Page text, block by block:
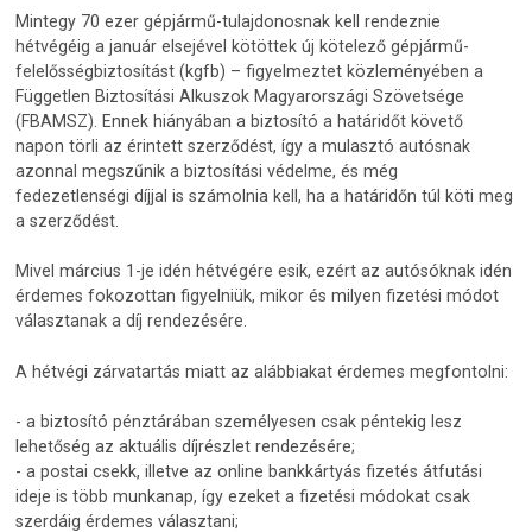
Mintegy 70 ezer gépjármű-tulajdonosnak kell rendeznie
hétvégéig a január elsejével kötöttek új kötelező gépjármű-
felelősségbiztosítást (kgfb) – figyelmeztet közleményében a
Független Biztosítási Alkuszok Magyarországi Szövetsége
(FBAMSZ). Ennek hiányában a biztosító a határidőt követő
napon törli az érintett szerződést, így a mulasztó autósnak
azonnal megszűnik a biztosítási védelme, és még
fedezetlenségi díjjal is számolnia kell, ha a határidőn túl köti meg
a szerződést.
Mivel március 1-je idén hétvégére esik, ezért az autósóknak idén
érdemes fokozottan figyelniük, mikor és milyen fizetési módot
választanak a díj rendezésére.
A hétvégi zárvatartás miatt az alábbiakat érdemes megfontolni:
- a biztosító pénztárában személyesen csak péntekig lesz
lehetőség az aktuális díjrészlet rendezésére;
- a postai csekk, illetve az online bankkártyás fizetés átfutási
ideje is több munkanap, így ezeket a fizetési módokat csak
szerdáig érdemes választani;